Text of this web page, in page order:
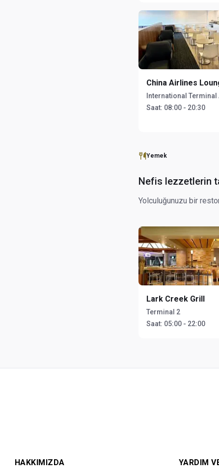
China Airlines
International Terminal
Saat: 08:00 - 20:30
Yemek
Nefis lezzetlerin
Yolculuğunuzu bir
Lark Creek Grill
Terminal 2
Saat: 05:00 - 22:00
HAKKIMIZDA YARDIM